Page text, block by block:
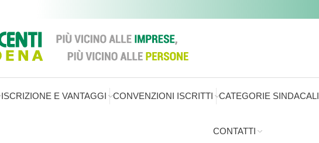
ISCRIZIONE E VANTAGGI CONVENZIONI ISCRITTI CATEGORIE SINDACALI
CONTATTI